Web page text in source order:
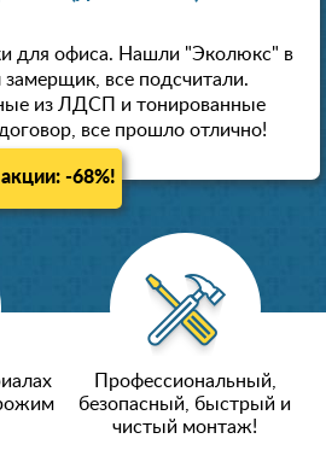
для офиса. Нашли "Эколюкс" в
замерщик, все подсчитали.
из ЛДСП и тонированные
все прошло отлично!
-68%!
Профессиональный,
безопасный, быстрый и
чистый монтаж!